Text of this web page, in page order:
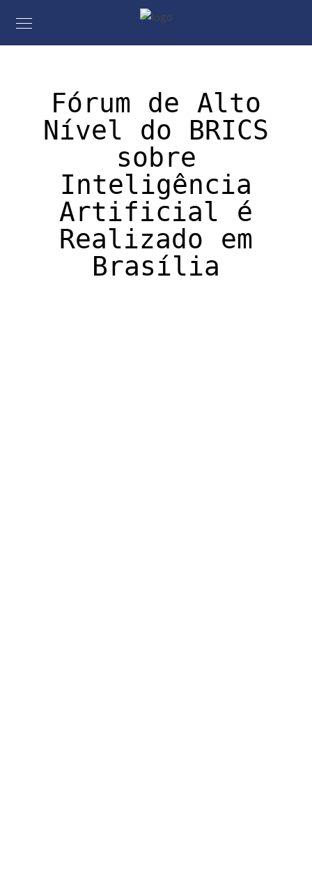
Fórum de Alto
Nível do BRICS
sobre
Inteligência
Artificial é
Realizado em
Brasília